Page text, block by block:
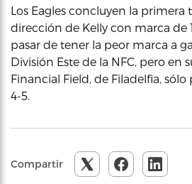
Los Eagles concluyen la primera
dirección de Kelly con marca de
pasar de tener la peor marca a
División Este de la NFC, pero en
Financial Field, de Filadelfia,
4-5.
Compartir